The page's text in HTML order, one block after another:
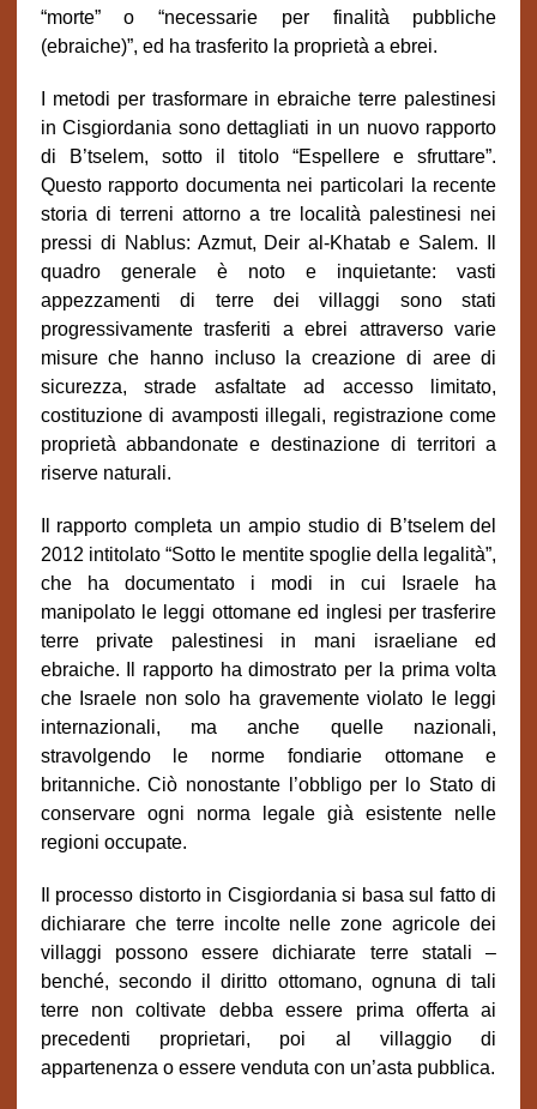
“morte” o “necessarie per finalità pubbliche
(ebraiche)”, ed ha trasferito la proprietà a ebrei.
I metodi per trasformare in ebraiche terre palestinesi
in Cisgiordania sono dettagliati in un nuovo rapporto
di B’tselem, sotto il titolo “Espellere e sfruttare”.
Questo rapporto documenta nei particolari la recente
storia di terreni attorno a tre località palestinesi nei
pressi di Nablus: Azmut, Deir al-Khatab e Salem. Il
quadro generale è noto e inquietante: vasti
appezzamenti di terre dei villaggi sono stati
progressivamente trasferiti a ebrei attraverso varie
misure che hanno incluso la creazione di aree di
sicurezza, strade asfaltate ad accesso limitato,
costituzione di avamposti illegali, registrazione come
proprietà abbandonate e destinazione di territori a
riserve naturali.
Il rapporto completa un ampio studio di B’tselem del
2012 intitolato “Sotto le mentite spoglie della legalità”,
che ha documentato i modi in cui Israele ha
manipolato le leggi ottomane ed inglesi per trasferire
terre private palestinesi in mani israeliane ed
ebraiche. Il rapporto ha dimostrato per la prima volta
che Israele non solo ha gravemente violato le leggi
internazionali, ma anche quelle nazionali,
stravolgendo le norme fondiarie ottomane e
britanniche. Ciò nonostante l’obbligo per lo Stato di
conservare ogni norma legale già esistente nelle
regioni occupate.
Il processo distorto in Cisgiordania si basa sul fatto di
dichiarare che terre incolte nelle zone agricole dei
villaggi possono essere dichiarate terre statali –
benché, secondo il diritto ottomano, ognuna di tali
terre non coltivate debba essere prima offerta ai
precedenti proprietari, poi al villaggio di
appartenenza o essere venduta con un’asta pubblica.